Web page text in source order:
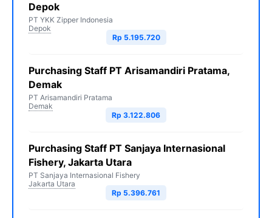
Depok
PT YKK Zipper Indonesia
Depok
Rp 5.195.720
Purchasing Staff PT Arisamandiri Pratama,
Demak
PT Arisamandiri Pratama
Demak
Rp 3.122.806
Purchasing Staff PT Sanjaya Internasional
Fishery, Jakarta Utara
PT Sanjaya Internasional Fishery
Jakarta Utara
Rp 5.396.761